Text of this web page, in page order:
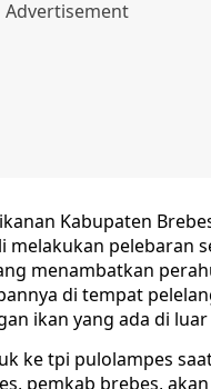
Kabupaten
pelebaran
menambatkan
di tempat
ikan yang ada di
ke tpi pulolampes
pemkab brebes,